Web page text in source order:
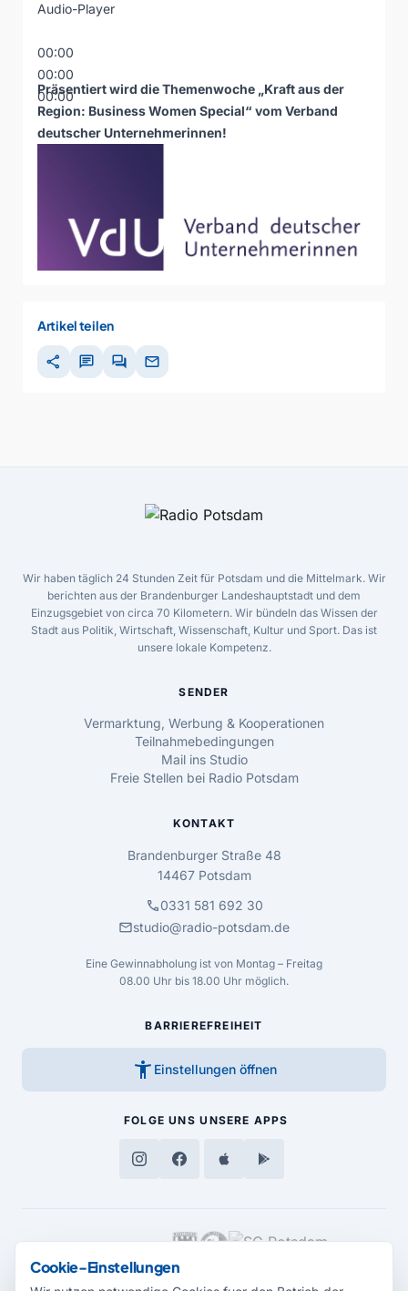
Audio-Player
00:00
00:00
00:00
Präsentiert wird die Themenwoche „Kraft aus der
Region: Business Women Special“ vom Verband
deutscher Unternehmerinnen!
Artikel teilen
share chat forum mail
Wir haben täglich 24 Stunden Zeit für Potsdam und die Mittelmark. Wir
berichten aus der Brandenburger Landeshauptstadt und dem
Einzugsgebiet von circa 70 Kilometern. Wir bündeln das Wissen der
Stadt aus Politik, Wirtschaft, Wissenschaft, Kultur und Sport. Das ist
unsere lokale Kompetenz.
SENDER
Vermarktung, Werbung & Kooperationen
Teilnahmebedingungen
Mail ins Studio
Freie Stellen bei Radio Potsdam
KONTAKT
Brandenburger Straße 48
14467 Potsdam
call0331 581 692 30
mailstudio@radio-potsdam.de
Eine Gewinnabholung ist von Montag – Freitag
08.00 Uhr bis 18.00 Uhr möglich.
BARRIEREFREIHEIT
accessibility_new Einstellungen öffnen
FOLGE UNS UNSERE APPS
MEDIENPARTNER
Cookie-Einstellungen